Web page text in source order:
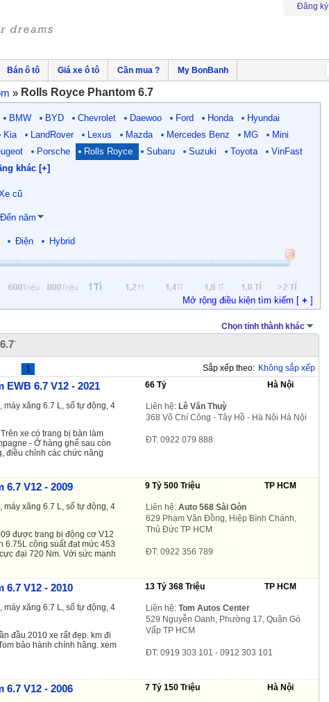
Đăng ký
Bán ô tô Giá xe ô tô Cần mua ? My BonBanh
» Rolls Royce Phantom 6.7
BMW BYD Chevrolet Daewoo Ford Honda
Hyundai
Kia LandRover Lexus Mazda Mercedes Benz MG
Mini
Porsche Rolls Royce Subaru Suzuki Toyota
VinFast
khác [+]
cũ
Đến năm
Điện Hybrid
Mở rộng điều kiện tìm kiếm [ + ]
Chọn tỉnh thành khác
1 Sắp xếp theo: Không sắp xếp
EWB 6.7 V12 - 2021 66 Tỷ Hà Nội
máy xăng 6.7 L, số tự động, 4
xe có trang bị bàn làm
- Ở hàng ghế sau còn
điều chỉnh các chức năng
Liên hệ: Lê Văn Thuỳ
368 Võ Chí Công - Tây Hồ - Hà Nội Hà Nội
ĐT: 0922 079 888
6.7 V12 - 2009 9 Tỷ 500 Triệu TP HCM
máy xăng 6.7 L, số tự động, 4
được trang bị động cơ V12
6.75L công suất đạt mức 453
đại 720 Nm. Với sức mạnh
Liên hệ: Auto 568 Sài Gòn
629 Phạm Văn Đồng, Hiệp Bình Chánh,
Thủ Đức TP HCM
ĐT: 0922 356 789
6.7 V12 - 2010 13 Tỷ 368 Triệu TP HCM
máy xăng 6.7 L, số tự động, 4
đầu 2010 xe rất đẹp. km đi
bảo hành chính hãng. xem
Liên hệ: Tom Autos Center
529 Nguyễn Oanh, Phường 17, Quận Gò
Vấp TP HCM
ĐT: 0919 303 101 - 0912 303 101
6.7 V12 - 2006 7 Tỷ 150 Triệu Hà Nội